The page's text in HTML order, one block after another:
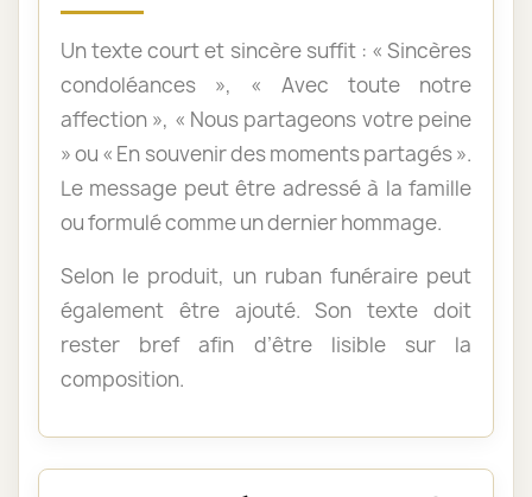
Un texte court et sincère suffit : « Sincères
condoléances », « Avec toute notre
affection », « Nous partageons votre peine
» ou « En souvenir des moments partagés ».
Le message peut être adressé à la famille
ou formulé comme un dernier hommage.
Selon le produit, un ruban funéraire peut
également être ajouté. Son texte doit
rester bref afin d’être lisible sur la
composition.